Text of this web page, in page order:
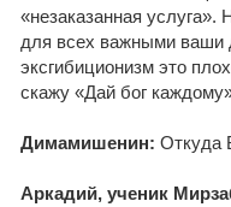
«незаказанная
для всех важными ваши
эксгибиционизм это
скажу «Дай бог
Димамишенин: Откуда
Аркадий, ученик